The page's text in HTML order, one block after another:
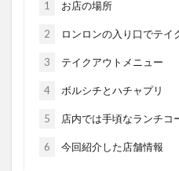
1 お店の場所
2 ロンロンの入り口でテイ
3 テイクアウトメニュー
4 ボルシチとハチャプリ
5 店内では手頃なランチコ
6 今回紹介した店舗情報